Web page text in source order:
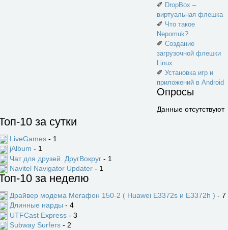
✐ DropBox –
виртуальная флешка
✐ Что такое
Nepomuk?
✐ Создание
загрузочной флешки
Linux
✐ Установка игр и
приложений в Android
Опросы
Данные отсутствуют
10 за сутки
LiveGames - 1
jAlbum - 1
Чат для друзей. ДругВокруг - 1
Navitel Navigator Updater - 1
10 за неделю
Драйвер модема Мегафон 150-2 ( Huawei E3372s и E3372h ) - 7
Длинные нарды - 4
UTFCast Express - 3
Subway Surfers - 2